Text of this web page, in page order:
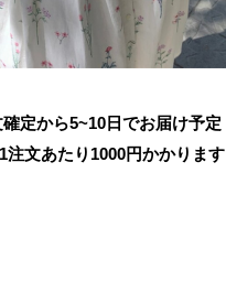
定から5~10日でお届け予定
注文あたり 1000円かかります